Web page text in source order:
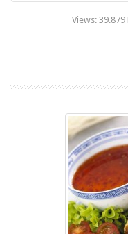
Views: